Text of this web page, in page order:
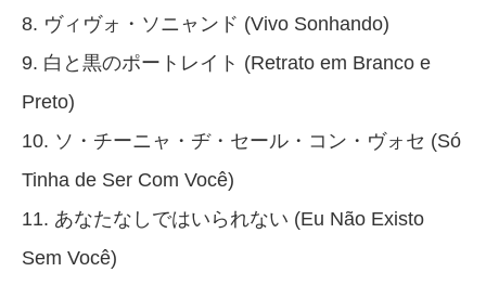
8. ヴィヴォ・ソニャンド (Vivo Sonhando)
9. 白と黒のポートレイト (Retrato em Branco e
Preto)
10. ソ・チーニャ・ヂ・セール・コン・ヴォセ (Só
Tinha de Ser Com Você)
11. あなたなしではいられない (Eu Não Existo
Sem Você)